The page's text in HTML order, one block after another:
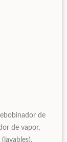
de
de vapor,